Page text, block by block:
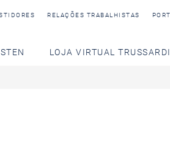
RELAÇÕES TRABALHISTAS
LOJA VIRTUAL TRUSSARDI